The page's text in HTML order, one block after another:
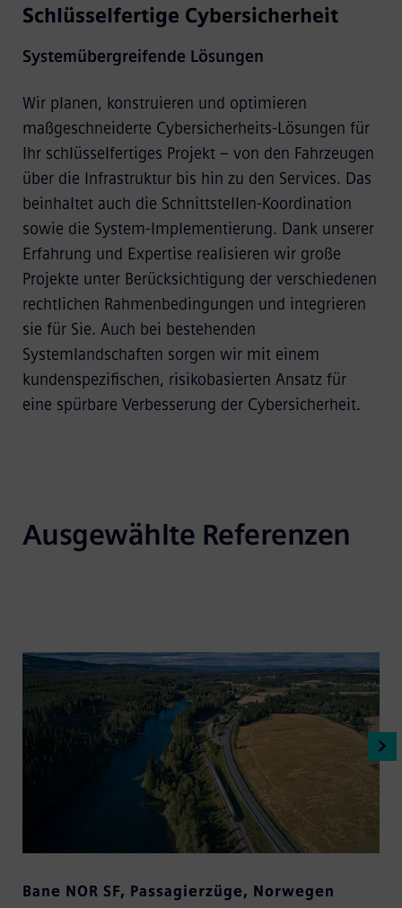
Schlüsselfertige Cybersicherheit
Systemübergreifende Lösungen
Wir planen, konstruieren und optimieren
maßgeschneiderte Cybersicherheits-Lösungen für
Ihr schlüsselfertiges Projekt – von den Fahrzeugen
über die Infrastruktur bis hin zu den Services. Das
beinhaltet auch die Schnittstellen-Koordination
sowie die System-Implementierung. Dank unserer
Erfahrung und Expertise realisieren wir große
Projekte unter Berücksichtigung der verschiedenen
rechtlichen Rahmenbedingungen und integrieren
sie für Sie. Auch bei bestehenden
Systemlandschaften sorgen wir mit einem
kundenspezifischen, risikobasierten Ansatz für
eine spürbare Verbesserung der Cybersicherheit.
Ausgewählte Referenzen
Bane NOR SF, Passagierzüge, Norwegen